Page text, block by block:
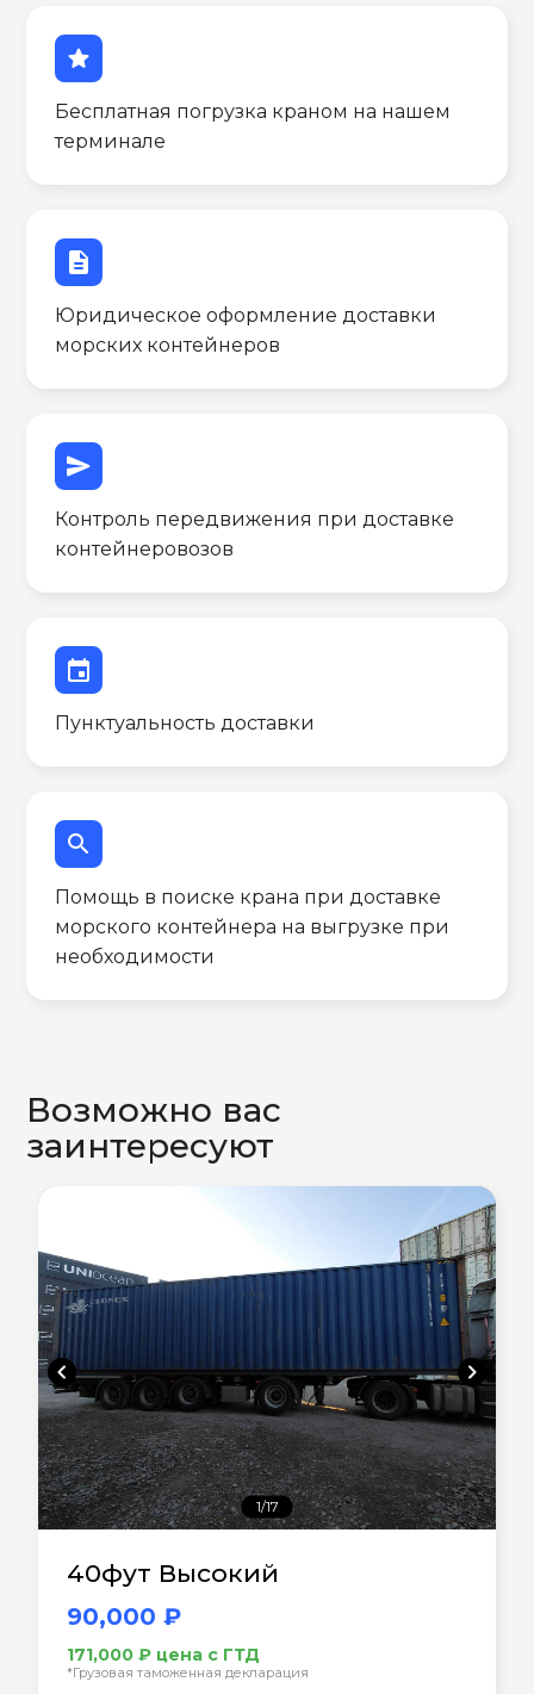
star
Бесплатная погрузка краном на нашем
терминале
description
Юридическое оформление доставки
морских контейнеров
send
Контроль передвижения при доставке
контейнеровозов
event
Пунктуальность доставки
search
Помощь в поиске крана при доставке
морского контейнера на выгрузке при
необходимости
Возможно вас
заинтересуют
chevron_left chevron_right
1/17
40фут Высокий
90,000 ₽
171,000 ₽ цена с ГТД
*Грузовая таможенная декларация